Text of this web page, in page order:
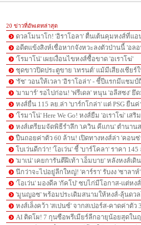
20 ข่าวที่อัพเดทล่าสุด
ดวลโมนาโก! 'อิราโอลา' ตื่นเต้นคุมหงส์ที่แ
อดีตแข้งสิงห์เชื่อหากจังหวะลงตัวป่านนี้ 'อล
'โรมาโน่' เผยเงื่อนไขหงส์ซื้อขาด 'อเราโฆ่'
ชุดขาวปิดประตูขาย 'เทรนต์' แม้มีเสียงเชียร์
'รัช' วอนให้เวลา 'อิราโอล่า' - ชี้ปีแรกมีแชมป์
'มามาร์' รอไปก่อน! 'ฟรีเดล' หนุน 'อลีสซง' ยึ
หงส์ยื่น 115 ลย.ล่า 'บาร์กโกล่า' แต่ PSG ยืนค่
'โรมาโน่' Here We Go! หงส์ยืม 'อเราโฆ่' เสริ
หงส์เตรียมจัดพิธีรำลึก 'เควิน คีแกน' ตำนาน
ปืนถอยค่าตัว 60 ล้าน! เปิดทางหงส์ล่า 'คอนซ่
โบเว่นดีกว่า! 'โอเว่น' ชี้ 'บาร์โคลา' ราคา
'มาเน่' เคยการันตีฝีเท้า 'เอ็มบาย' หลังหงส์เดิ
นึกว่าจะไปอยู่ลีกใหญ่! 'คาร์รา' รับงง 'ซาลา
'โอเว่น' มองดีล 'กัคโป' ซบไก่มีโอกาส-แต่ห
'มูนญอซ' พร้อมประเดิมสนามให้หงส์-ลุ้นดว
หงส์เล็งคว้า 'สเปนซ์' จากสเปอร์ส-คาดค่าตัว
AI ติดโผ! 7 กุนซือพรีเมียร์ลีกอายุน้อยสุดใน